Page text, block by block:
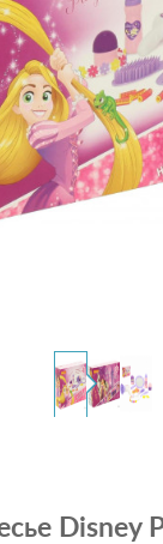
Disney